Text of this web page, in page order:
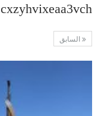
cxzyhvixeaa3vch
السابق